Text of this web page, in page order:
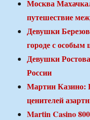
Москва
путешествие
Девушки
городе с
Девушки
России
Мартин Казино:
ценителей
Martin Casino